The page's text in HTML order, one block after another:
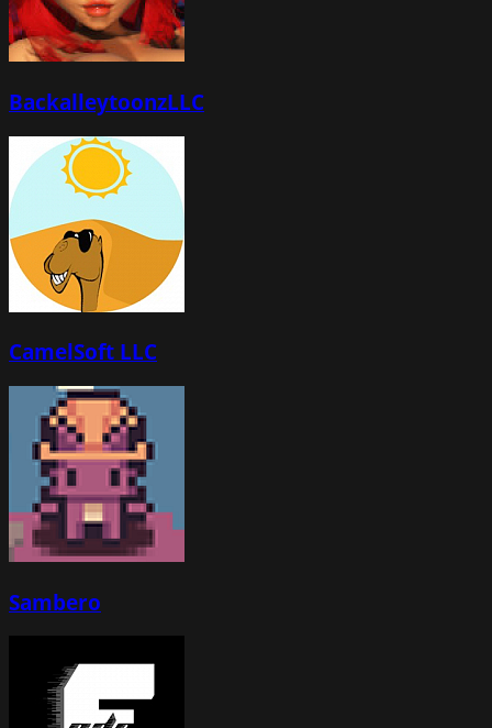
BackalleytoonzLLC
CamelSoft LLC
Sambero